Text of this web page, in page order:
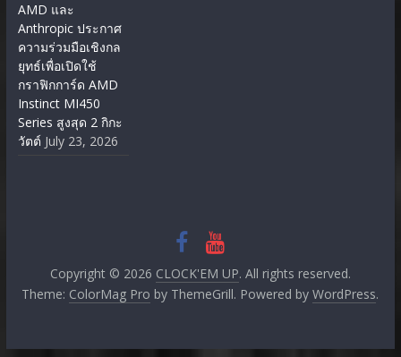
AMD และ
Anthropic ประกาศ
ความร่วมมือเชิงกล
ยุทธ์เพื่อเปิดใช้
กราฟิกการ์ด AMD
Instinct MI450
Series สูงสุด 2 กิกะ
วัตต์ July 23, 2026
Copyright © 2026 CLOCK'EM UP. All rights reserved.
Theme: ColorMag Pro by ThemeGrill. Powered byWordPress.